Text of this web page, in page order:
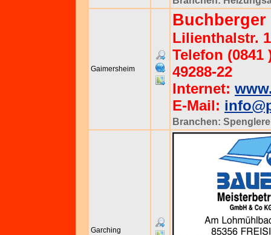
Gaimersheim
Buchberger
Lilienthalstr.
Telefon (0841
49288-22
Internet:
E-Mail:
Branchen:
Garching